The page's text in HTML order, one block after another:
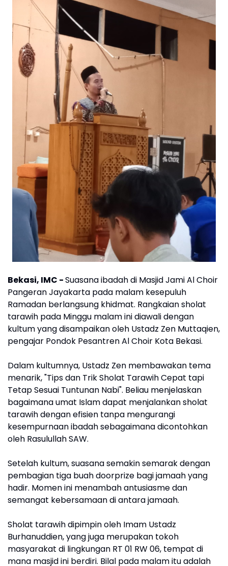
Bekasi, IMC -Suasana ibadah di Masjid Jami Al Choir
Pangeran Jayakarta pada malam kesepuluh
Ramadan berlangsung khidmat. Rangkaian sholat
tarawih pada Minggu malam ini diawali dengan
kultum yang disampaikan oleh Ustadz Zen Muttaqien,
pengajar Pondok Pesantren Al Choir Kota Bekasi.
Dalam kultumnya, Ustadz Zen membawakan tema
menarik, "Tips dan Trik Sholat Tarawih Cepat tapi
Tetap Sesuai Tuntunan Nabi". Beliau menjelaskan
bagaimana umat Islam dapat menjalankan sholat
tarawih dengan efisien tanpa mengurangi
kesempurnaan ibadah sebagaimana dicontohkan
oleh Rasulullah SAW.
Setelah kultum, suasana semakin semarak dengan
pembagian tiga buah doorprize bagi jamaah yang
hadir. Momen ini menambah antusiasme dan
semangat kebersamaan di antara jamaah.
Sholat tarawih dipimpin oleh Imam Ustadz
Burhanuddien, yang juga merupakan tokoh
masyarakat di lingkungan RT 01 RW 06, tempat di
mana masjid ini berdiri. Bilal pada malam itu adalah